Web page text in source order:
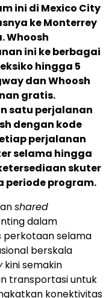
ini di Mexico City
ke Monterrey
Whoosh
ini ke berbagai
hingga 5
dan Whoosh
gratis.
satu perjalanan
dengan kode
perjalanan
selama hingga
skuter
periode program.
shared
dalam
perkotaan selama
berskala
kini semakin
transportasi untuk
konektivitas